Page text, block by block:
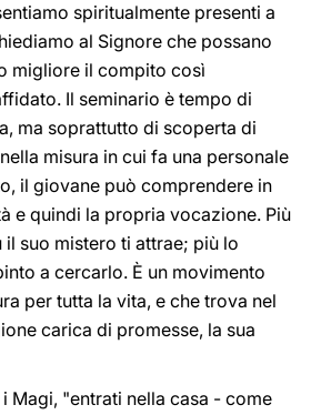
spiritualmente presenti a
al Signore che possano
migliore il compito così
Il seminario è tempo di
ma soprattutto di scoperta di
misura in cui fa una personale
il giovane può comprendere in
e quindi la propria vocazione. Più
il suo mistero ti attrae; più lo
a cercarlo. È un movimento
per tutta la vita, e che trova nel
carica di promesse, la sua
i Magi, "entrati nella casa - come